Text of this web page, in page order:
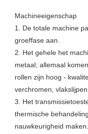
Machineeigenschap
1. De totale machine
groeffase aan.
2. Het gehele het
metaal; allemaal
rollen zijn hoog -
verchromen,
3. Het
thermische
nauwkeurigheid maken.